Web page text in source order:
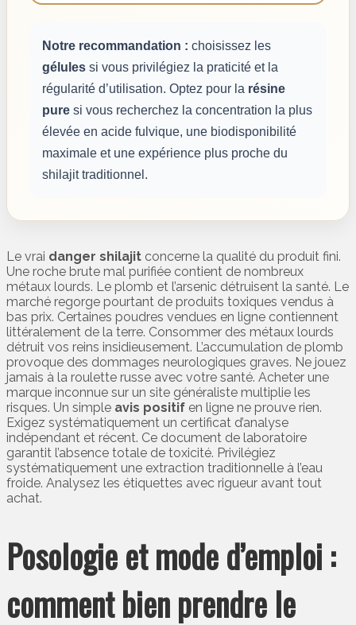
Notre recommandation : choisissez les
gélules si vous privilégiez la praticité et la
régularité d’utilisation. Optez pour la résine
pure si vous recherchez la concentration la plus
élevée en acide fulvique, une biodisponibilité
maximale et une expérience plus proche du
shilajit traditionnel.
Le vrai danger shilajit concerne la qualité du produit fini.
Une roche brute mal purifiée contient de nombreux
métaux lourds. Le plomb et l’arsenic détruisent la santé. Le
marché regorge pourtant de produits toxiques vendus à
bas prix. Certaines poudres vendues en ligne contiennent
littéralement de la terre. Consommer des métaux lourds
détruit vos reins insidieusement. L’accumulation de plomb
provoque des dommages neurologiques graves. Ne jouez
jamais à la roulette russe avec votre santé. Acheter une
marque inconnue sur un site généraliste multiplie les
risques. Un simple avis positif en ligne ne prouve rien.
Exigez systématiquement un certificat d’analyse
indépendant et récent. Ce document de laboratoire
garantit l’absence totale de toxicité. Privilégiez
systématiquement une extraction traditionnelle à l’eau
froide. Analysez les étiquettes avec rigueur avant tout
achat.
Posologie et mode d’emploi :
comment bien prendre le